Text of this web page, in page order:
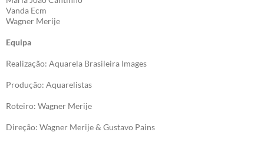
Vanda Ecm
Wagner Merije
Equipa
Realização: Aquarela Brasileira Images
Produção: Aquarelistas
Roteiro: Wagner Merije
Direção: Wagner Merije & Gustavo Pains